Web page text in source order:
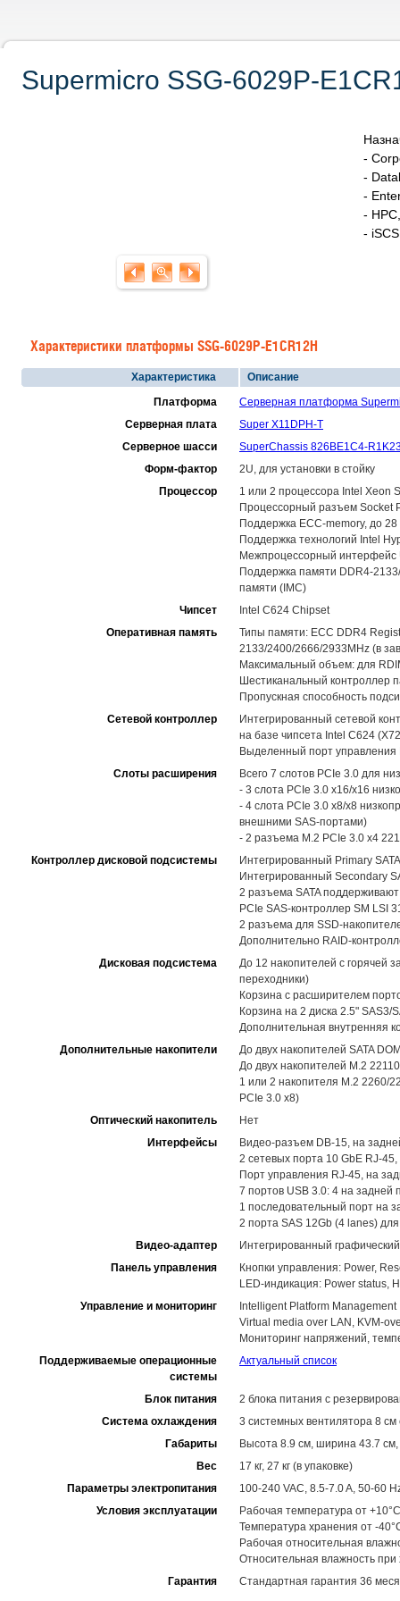
Supermicro SSG-6029P-
-
-
-
-
-
Характеристики платформы SSG-6029P-E1CR12H
Характеристика
Описание
Платформа
Серверная платформа
Серверная плата
Super X11DPH-T
Серверное шасси
SuperChassis 826BE1C4-
Форм-фактор
2U, для установки в стойку
Процессор
1 или 2 процессора Intel Xeon
Процессорный разъем Socket
Поддержка ECC-memory, до
Поддержка технологий Intel
Межпроцессорный интерфейс
Поддержка памяти DDR4-
памяти (IMC)
Чипсет
Intel C624 Chipset
Оперативная память
Типы памяти: ECC DDR4
2133/2400/2666/2933MHz (в
Максимальный объем: для
Шестиканальный контроллер
Пропускная способность
Сетевой контроллер
Интегрированный сетевой
на базе чипсета Intel C624
Выделенный порт управления
Слоты расширения
Всего 7 слотов PCIe 3.0 для
- 3 слота PCIe 3.0 x16/x16
- 4 слота PCIe 3.0 x8/x8
внешними SAS-портами)
- 2 разъема M.2 PCIe 3.0 x4
Контроллер дисковой подсистемы
Интегрированный Primary
Интегрированный Secondary
2 разъема SATA
PCIe SAS-контроллер SM LSI
2 разъема для SSD-
Дополнительно RAID-
Дисковая подсистема
До 12 накопителей с горячей
переходники)
Корзина с расширителем
Корзина на 2 диска 2.5" SAS3/
Дополнительная внутренняя
Дополнительные накопители
До двух накопителей SATA
До двух накопителей M.2
1 или 2 накопителя M.2 2260/
PCIe 3.0 x8)
Оптический накопитель
Нет
Интерфейсы
Видео-разъем DB-15, на
2 сетевых порта 10 GbE RJ-
Порт управления RJ-45, на
7 портов USB 3.0: 4 на задней
1 последовательный порт на
2 порта SAS 12Gb (4 lanes)
Видео-адаптер
Интегрированный
Панель управления
Кнопки управления: Power,
LED-индикация: Power status,
Управление и мониторинг
Intelligent Platform Management
Virtual media over LAN, KVM-
Мониторинг напряжений,
Поддерживаемые операционные
системы
Актуальный список
Блок питания
2 блока питания с
Система охлаждения
3 системных вентилятора 8
Габариты
Высота 8.9 см, ширина 43.7 см,
Вес
17 кг, 27 кг (в упаковке)
Параметры электропитания
100-240 VAC, 8.5-7.0 A, 50-60
Условия эксплуатации
Рабочая температура от
Температура хранения от -
Рабочая относительная
Относительная влажность
Гарантия
Стандартная гарантия 36